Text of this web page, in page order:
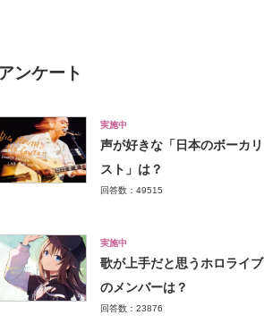
アンケート
実施中
声が好きな「日本のボーカリ
スト」は？
回答数：49515
実施中
歌が上手だと思うホロライブ
のメンバーは？
回答数：23876